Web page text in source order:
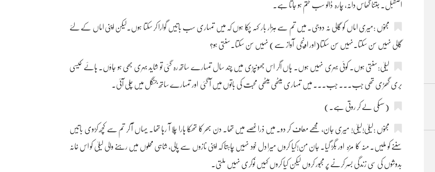
اصطبل۔ جتنا گھاس دانہ، چارہ ڈالو سب ختم ہو جاتا ہے۔
مجنوں :میری اماں کو گالی نہ دوجی۔ میں تم سے ہزار بار کہہ چکا ہوں کہ میں تمہاری سب باتیں گوارا کر سکتا ہوں۔لیکن اپنی اماں کے لئے
گالی نہیں سن سکتا۔نہیں سن سکتا(اور اونچی آواز سے) نہیں سن سکتا۔سنتی ہو؟
لیلیٰ:سنتی ہوں۔ کوئی بہری نہیں ہوں۔ ہاں اگر اس جھونپڑی میں چند سال تمہارے ساتھ رہ گئی تو شاید بہری بھی ہو جاؤں۔ ہائے کیسی
بری گھڑی تھی جب۔۔۔ جب۔۔۔ میں تمہاری میٹھی میٹھی محبت کی باتوں میں آ گئی اور تمہارے ساتھ جنگل میں چلی آئی۔
(سسکی لے کر روتی ہے۔)
مجنوں :لیلیٰ!لیلیٰ! میری جان، مجھے معاف کر دو۔ میں ذرا غصے میں تھا۔ دن بھر کا تھکا ہارا چلا آ رہا تھا۔ یہاں آ کر تم سے کچھ کڑوی باتیں
سننے کو ملیں۔ منہ کا مزہ اور بگڑ گیا۔ جان من!کیا کروں میرا دل خود نہیں چاہتا کہ اپنی نازوں سے پالی، شاہی محلوں میں رہنے والی لیلیٰ کو اس خانہ
بدوشوں کی سی زندگی بسر کرنے پر مجبور کروں لیکن کیا کروں کہیں نوکری نہیں ملتی۔